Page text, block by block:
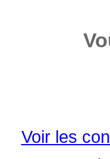
Voir les